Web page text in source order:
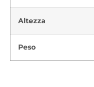
Altezza
Peso